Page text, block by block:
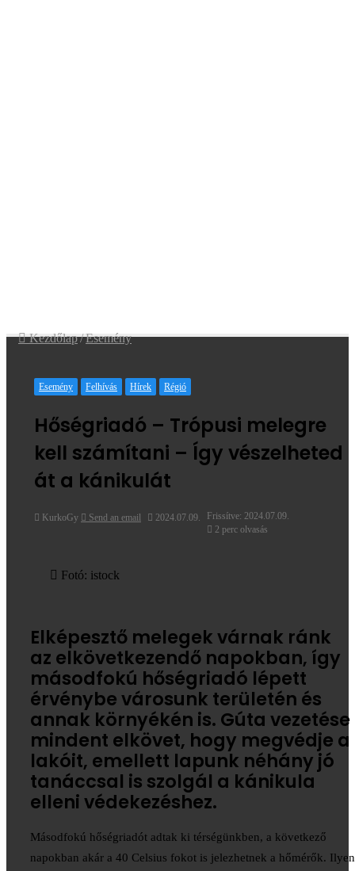
Kezdőlap/Esemény
Esemény Felhívás Hírek Régió
Hőségriadó – Trópusi melegre
kell számítani – Így vészelheted
át a kánikulát
KurkoGy Send an email 2024.07.09.
Frissítve: 2024.07.09.
2 perc olvasás
Fotó: istock
Elképesztő melegek várnak ránk
az elkövetkezendő napokban, így
másodfokú hőségriadó lépett
érvénybe városunk területén és
annak környékén is. Gúta vezetése
mindent elkövet, hogy megvédje a
lakóit, emellett lapunk néhány jó
tanáccsal is szolgál a kánikula
elleni védekezéshez.
Másodfokú hőségriadót adtak ki térségünkben, a következő
napokban akár a 40 Celsius fokot is jelezhetnek a hőmérők. Ilyen